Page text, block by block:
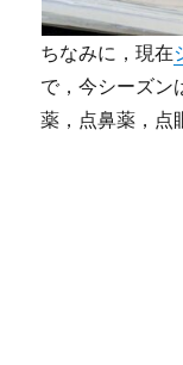
ちなみに，現在
で，今シーズン
薬，点鼻薬，点